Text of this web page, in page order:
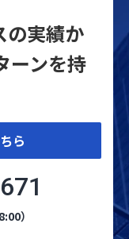
の実績か
ーンを持
ら
）